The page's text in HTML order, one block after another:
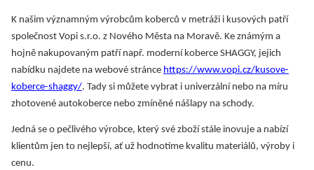
K našim významným výrobcům koberců v metráži i kusových patří
společnost Vopi s.r.o. z Nového Města na Moravě. Ke známým a
hojně nakupovaným patří např. moderní koberce SHAGGY, jejich
nabídku najdete na webové stránce https://www.vopi.cz/kusove-
koberce-shaggy/. Tady si můžete vybrat i univerzální nebo na míru
zhotovené autokoberce nebo zmíněné nášlapy na schody.
Jedná se o pečlivého výrobce, který své zboží stále inovuje a nabízí
klientům jen to nejlepší, ať už hodnotíme kvalitu materiálů, výroby i
cenu.